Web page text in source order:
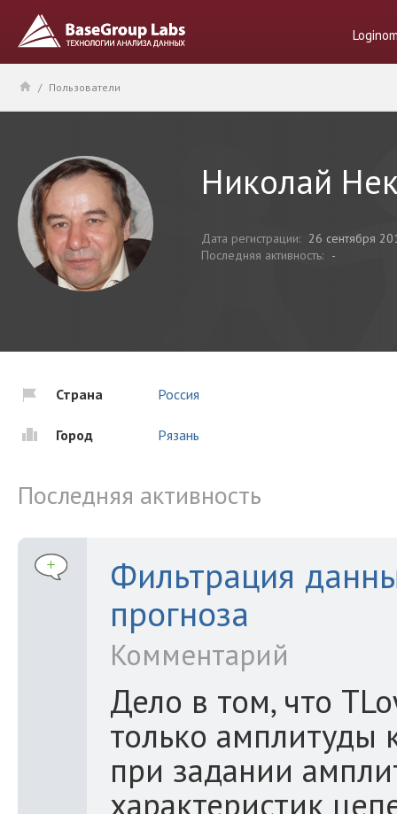
/ Пользователи
Николай
Дата регистрации: 26 сентября
Последняя активность: -
Страна Россия
Город Рязань
Последняя активность
Фильтрация
прогноза
Комментарий
Дело в том, что
только амплитуды
при задании
характеристик